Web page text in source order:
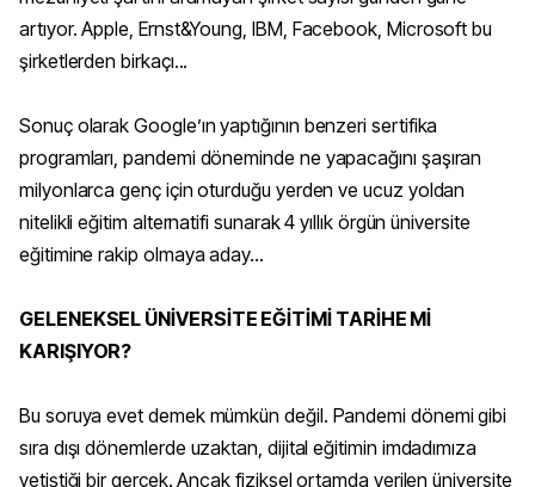
artıyor. Apple, Ernst&Young, IBM, Facebook, Microsoft bu
şirketlerden birkaçı...
Sonuç olarak Google’ın yaptığının benzeri sertifika
programları, pandemi döneminde ne yapacağını şaşıran
milyonlarca genç için oturduğu yerden ve ucuz yoldan
nitelikli eğitim alternatifi sunarak 4 yıllık örgün üniversite
eğitimine rakip olmaya aday…
GELENEKSEL ÜNİVERSİTE EĞİTİMİ TARİHE Mİ
KARIŞIYOR?
Bu soruya evet demek mümkün değil. Pandemi dönemi gibi
sıra dışı dönemlerde uzaktan, dijital eğitimin imdadımıza
yetiştiği bir gerçek. Ancak fiziksel ortamda verilen üniversite